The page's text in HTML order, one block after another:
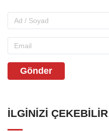
Gönder
İLGINIZI ÇEKEBILIR